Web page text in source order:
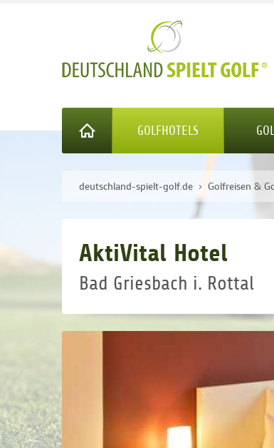
GOLFHOTELS
deutschland-spielt-golf.de Golfreisen &
AktiVital Hotel
Bad Griesbach i. Rottal